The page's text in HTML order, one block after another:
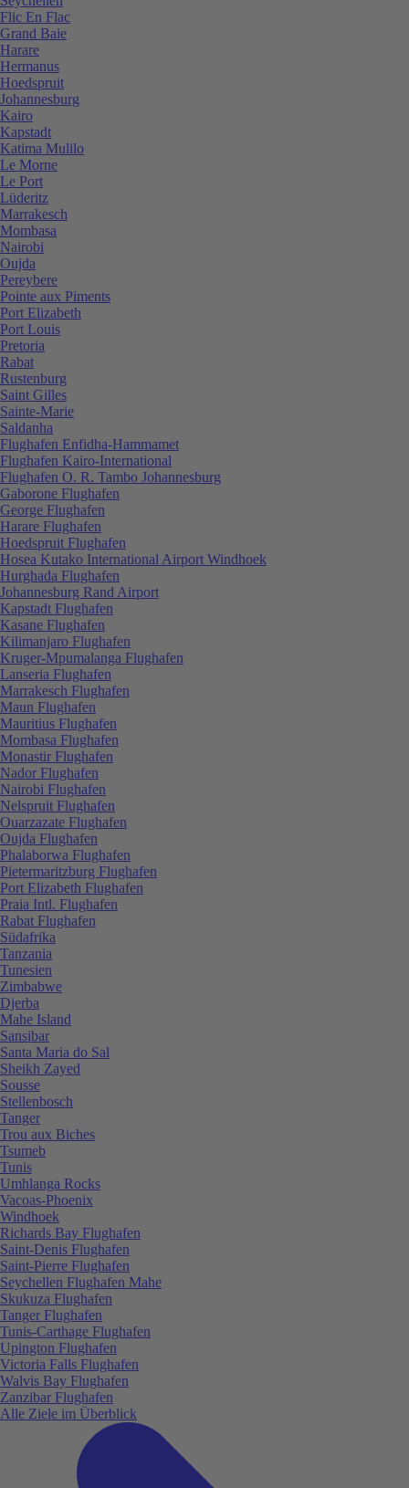
Flic En Flac
Grand Baie
Harare
Hermanus
Hoedspruit
Johannesburg
Kairo
Kapstadt
Katima Mulilo
Le Morne
Le Port
Lüderitz
Marrakesch
Mombasa
Nairobi
Oujda
Pereybere
Pointe aux Piments
Port Elizabeth
Port Louis
Pretoria
Rabat
Rustenburg
Saint Gilles
Sainte-Marie
Saldanha
Flughafen Enfidha-Hammamet
Flughafen Kairo-International
Flughafen O. R. Tambo Johannesburg
Gaborone Flughafen
George Flughafen
Harare Flughafen
Hoedspruit Flughafen
Hosea Kutako International Airport Windhoek
Hurghada Flughafen
Johannesburg Rand Airport
Kapstadt Flughafen
Kasane Flughafen
Kilimanjaro Flughafen
Kruger-Mpumalanga Flughafen
Lanseria Flughafen
Marrakesch Flughafen
Maun Flughafen
Mauritius Flughafen
Mombasa Flughafen
Monastir Flughafen
Nador Flughafen
Nairobi Flughafen
Nelspruit Flughafen
Ouarzazate Flughafen
Oujda Flughafen
Phalaborwa Flughafen
Pietermaritzburg Flughafen
Port Elizabeth Flughafen
Praia Intl. Flughafen
Rabat Flughafen
Südafrika
Tanzania
Tunesien
Zimbabwe
Djerba
Mahe Island
Sansibar
Santa Maria do Sal
Sheikh Zayed
Sousse
Stellenbosch
Tanger
Trou aux Biches
Tsumeb
Tunis
Umhlanga Rocks
Vacoas-Phoenix
Windhoek
Richards Bay Flughafen
Saint-Denis Flughafen
Saint-Pierre Flughafen
Seychellen Flughafen Mahe
Skukuza Flughafen
Tanger Flughafen
Tunis-Carthage Flughafen
Upington Flughafen
Victoria Falls Flughafen
Walvis Bay Flughafen
Zanzibar Flughafen
Alle Ziele im Überblick